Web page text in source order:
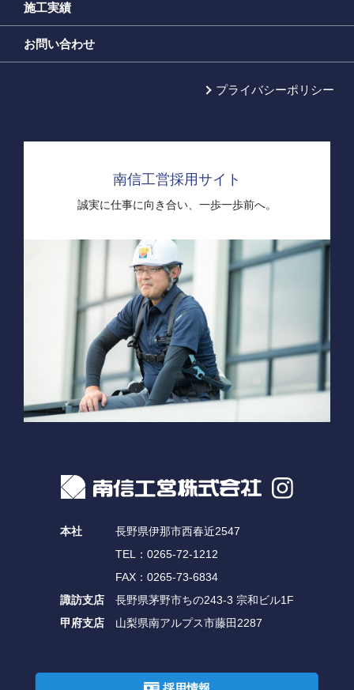
施工実績
お問い合わせ
プライバシーポリシー
南信工営採用サイト
誠実に仕事に向き合い、 一歩一歩前へ。
本社
長野県伊那市西春近2547
TEL：0265-72-1212
FAX：0265-73-6834
諏訪支店
長野県茅野市ちの243-3 宗和ビル1F
甲府支店
山梨県南アルプス市藤田2287
©2026 Nanshinkouei Co.,Ltd.